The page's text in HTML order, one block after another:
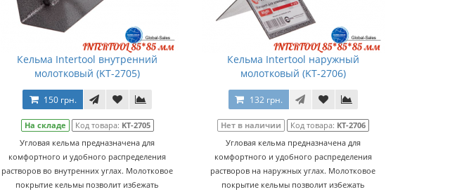
Кельма Intertool внутренний
молотковый (KT-2705)
150 грн.
На складе Код товара: KT-2705
Угловая кельма предназначена для
комфортного и удобного распределения
растворов во внутренних углах. Молотковое
покрытие кельмы позволит избежать
Кельма Intertool наружный
молотковый (KT-2706)
132 грн.
Нет в наличии Код товара: KT-2706
Угловая кельма предназначена для
комфортного и удобного распределения
растворов на наружных углах. Молотковое
покрытие кельмы позволит избежать